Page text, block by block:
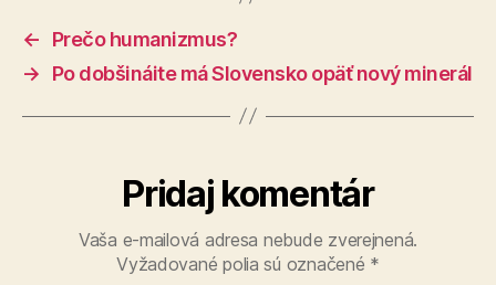
←
Prečo humanizmus?
→
Po dobšináite má Slovensko opäť nový minerál
Pridaj komentár
Vaša e-mailová adresa nebude zverejnená.
Vyžadované polia sú označené *